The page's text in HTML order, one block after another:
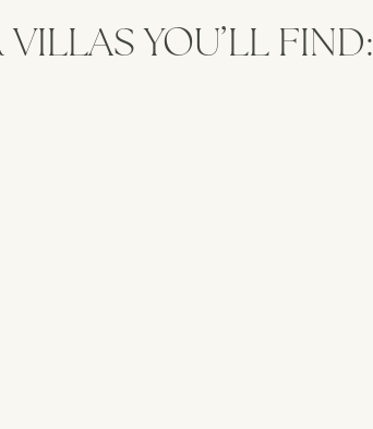
YOU’LL FIND: